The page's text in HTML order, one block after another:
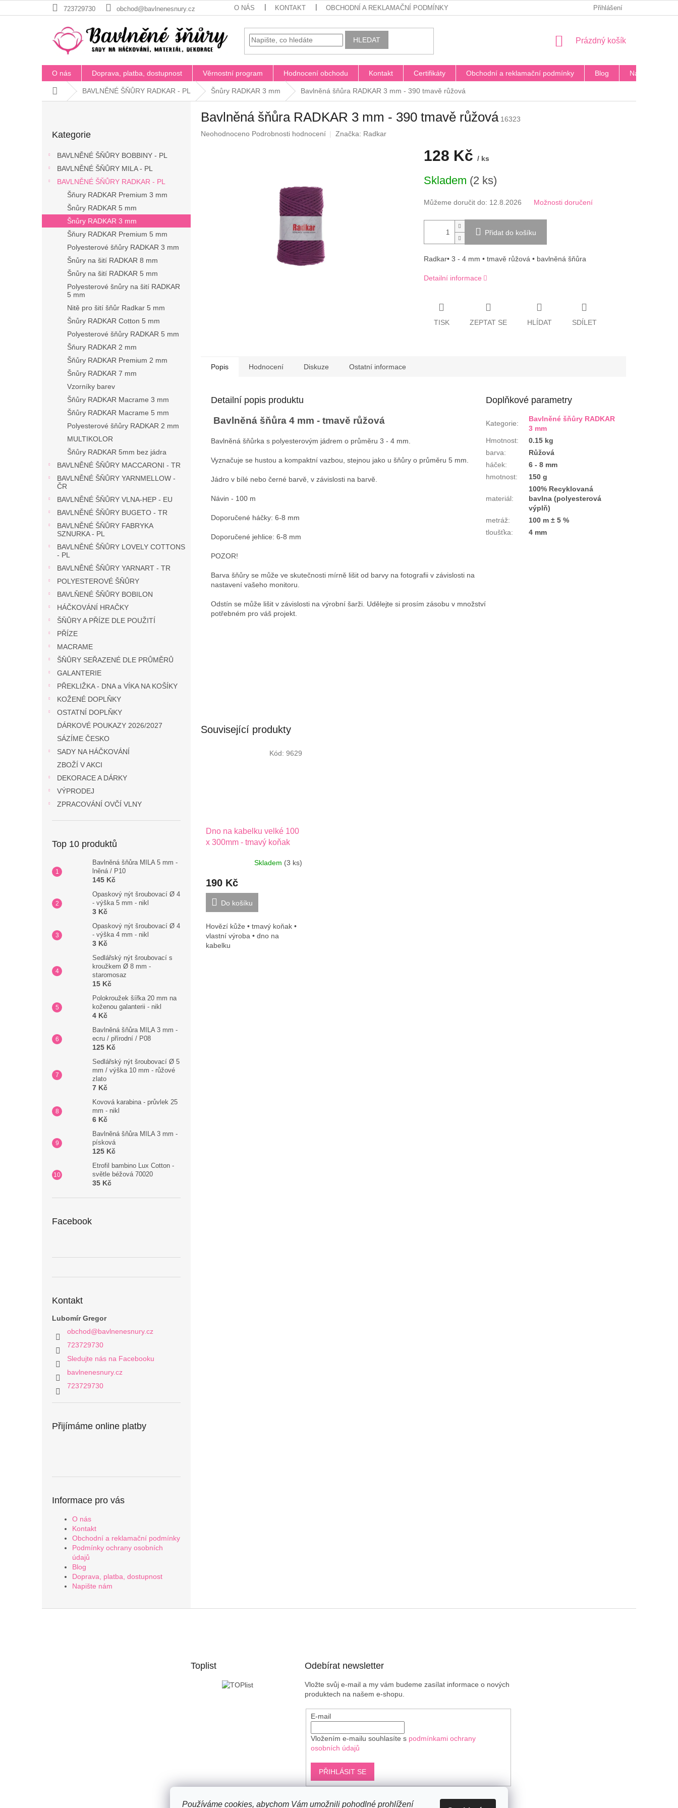
Používáme cookies, abychom Vám umožnili pohodlné prohlížení
na
723729730 obchod@bavlnenesnury.cz O NÁS KONTAKT OBCHODNÍ A REKLAMAČNÍ PODMÍNKY PODMÍNKY OCHRANY OSOBNÍCH ÚDAJŮ BLOG
Přihlášení
HLEDAT
NÁKUPNÍ
Prázdný košík
O nás Doprava, platba, dostupnost Věrnostní program Hodnocení obchodu Kontakt Certifikáty Obchodní a reklamační podmínky Blog Napište nám
Domů BAVLNĚNÉ ŠŇŮRY RADKAR - PL Šnůry RADKAR 3 mm Bavlněná šňůra RADKAR 3 mm - 390 tmavě růžová
a
n
kategorie
Kategorie
BAVLNĚNÉ ŠŇŮRY BOBBINY - PL
BAVLNĚNÉ ŠŇŮRY MILA - PL
BAVLNĚNÉ ŠŇŮRY RADKAR - PL
Šňury RADKAR Premium 3 mm
Šnůry RADKAR 5 mm
Šnůry RADKAR 3 mm
Šňury RADKAR Premium 5 mm
Polyesterové šňůry RADKAR 3 mm
Šnůry na šití RADKAR 8 mm
Šnůry na šití RADKAR 5 mm
Polyesterové šnůry na šití RADKAR
5 mm
Nitě pro šití šňůr Radkar 5 mm
Šnůry RADKAR Cotton 5 mm
Polyesterové šňůry RADKAR 5 mm
Šňury RADKAR 2 mm
Šňůry RADKAR Premium 2 mm
Šnůry RADKAR 7 mm
Vzorníky barev
Šňůry RADKAR Macrame 3 mm
Šňůry RADKAR Macrame 5 mm
Polyesterové šňůry RADKAR 2 mm
MULTIKOLOR
Šňůry RADKAR 5mm bez jádra
BAVLNĚNÉ ŠŇŮRY MACCARONI - TR
BAVLNĚNÉ ŠŇŮRY YARNMELLOW -
ČR
BAVLNĚNÉ ŠŇŮRY VLNA-HEP - EU
BAVLNĚNÉ ŠŇŮRY BUGETO - TR
BAVLNĚNÉ ŠŇŮRY FABRYKA
SZNURKA - PL
BAVLNĚNÉ ŠŇŮRY LOVELY COTTONS
- PL
BAVLNĚNÉ ŠŇŮRY YARNART - TR
POLYESTEROVÉ ŠŇŮRY
BAVLŇENÉ ŠŇŮRY BOBILON
HÁČKOVÁNÍ HRAČKY
ŠŇŮRY A PŘÍZE DLE POUŽITÍ
PŘÍZE
MACRAME
ŠŇŮRY SEŘAZENÉ DLE PRŮMĚRŮ
GALANTERIE
PŘEKLIŽKA - DNA a VÍKA NA KOŠÍKY
KOŽENÉ DOPLŇKY
OSTATNÍ DOPLŇKY
DÁRKOVÉ POUKAZY 2026/2027
SÁZÍME ČESKO
SADY NA HÁČKOVÁNÍ
ZBOŽÍ V AKCI
DEKORACE A DÁRKY
VÝPRODEJ
ZPRACOVÁNÍ OVČÍ VLNY
Top 10 produktů
Bavlněná šňůra MILA 5 mm -
lněná / P10
145 Kč
Opaskový nýt šroubovací Ø 4
- výška 5 mm - nikl
3 Kč
Opaskový nýt šroubovací Ø 4
- výška 4 mm - nikl
3 Kč
Sedlářský nýt šroubovací s
kroužkem Ø 8 mm -
staromosaz
15 Kč
Polokroužek šířka 20 mm na
koženou galanterii - nikl
4 Kč
Bavlněná šňůra MILA 3 mm -
ecru / přírodní / P08
125 Kč
Sedlářský nýt šroubovací Ø 5
mm / výška 10 mm - růžové
zlato
7 Kč
Kovová karabina - průvlek 25
mm - nikl
6 Kč
Bavlněná šňůra MILA 3 mm -
písková
125 Kč
Etrofil bambino Lux Cotton -
světle béžová 70020
35 Kč
Facebook
Kontakt
Lubomír Gregor
obchod@bavlnenesnury.cz
723729730
Sledujte nás na Facebooku
bavlnenesnury.cz
723729730
Přijímáme online platby
Informace pro vás
O nás
Kontakt
Obchodní a reklamační podmínky
Podmínky ochrany osobních
údajů
Blog
Doprava, platba, dostupnost
Napište nám
Bavlněná šňůra RADKAR 3 mm - 390 tmavě růžová 16323
Průměrné
Neohodnoceno Podrobnosti hodnocení Značka: Radkar
128 Kč / ks
cena:
Skladem (2 ks)
Můžeme doručit do: 12.8.2026 Možnosti doručení
Přidat do košíku
Radkar• 3 - 4 mm • tmavě růžová • bavlněná šňůra
Detailní informace
TISK ZEPTAT SE HLÍDAT SDÍLET
Popis Hodnocení Diskuze Ostatní informace
Detailní popis produktu
Bavlněná šňůra 4 mm - tmavě růžová
Bavlněná šňůrka s polyesterovým jádrem o průměru 3 - 4 mm.
Vyznačuje se hustou a kompaktní vazbou, stejnou jako u šňůry o průměru 5 mm.
Jádro v bílé nebo černé barvě, v závislosti na barvě.
Návin - 100 m
Doporučené háčky: 6-8 mm
Doporučené jehlice: 6-8 mm
POZOR!
Barva šňůry se může ve skutečnosti mírně lišit od barvy na fotografii v závislosti na
nastavení vašeho monitoru.
Odstín se může lišit v závislosti na výrobní šarži. Udělejte si prosím zásobu v množství
potřebném pro váš projekt.
Doplňkové parametry
Kategorie:
Bavlněné šňůry RADKAR
3 mm
Hmotnost:
0.15 kg
barva:
Růžová
háček:
6 - 8 mm
hmotnost: 150 g
materiál:
100% Recyklovaná
bavlna (polyesterová
výplň)
metráž:
100 m ± 5 %
tloušťka: 4 mm
Související produkty
Dno na kabelku velké 100
x 300mm - tmavý koňak
Skladem (3 ks)
190 Kč
Do košíku
Hovězí kůže • tmavý koňak •
vlastní výroba • dno na
kabelku
Kód: 9629
Toplist Odebírat newsletter
Vložte svůj e-mail a my vám budeme zasílat informace o nových
produktech na našem e-shopu.
E-mail
Vložením e-mailu souhlasíte s podmínkami ochrany
osobních údajů
PŘIHLÁSIT SE